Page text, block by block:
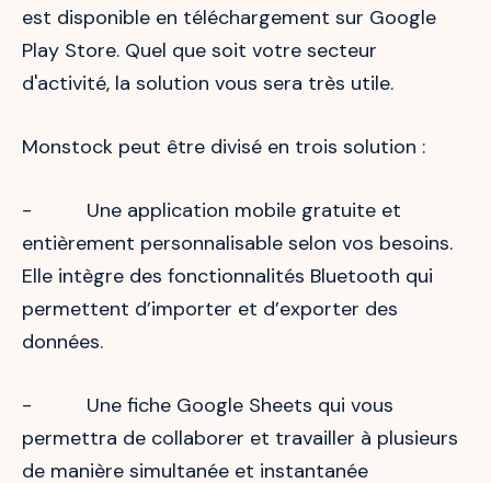
est disponible en téléchargement sur Google
Play Store. Quel que soit votre secteur
d'activité, la solution vous sera très utile.
Monstock peut être divisé en trois solution :
- Une application mobile gratuite et
entièrement personnalisable selon vos besoins.
Elle intègre des fonctionnalités Bluetooth qui
permettent d’importer et d’exporter des
données.
- Une fiche Google Sheets qui vous
permettra de collaborer et travailler à plusieurs
de manière simultanée et instantanée